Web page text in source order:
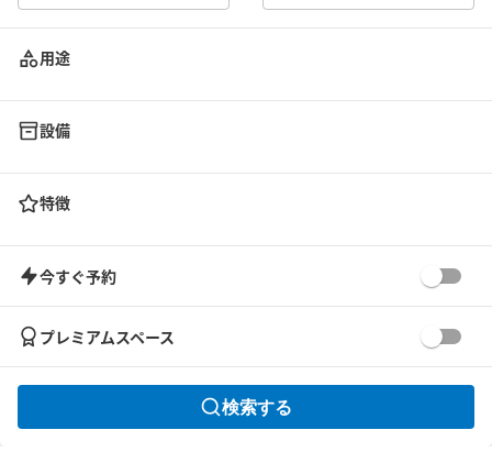
用途
設備
特徴
今すぐ予約
プレミアムスペース
検索する